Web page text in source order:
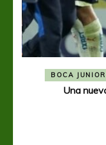
BOCA
Una